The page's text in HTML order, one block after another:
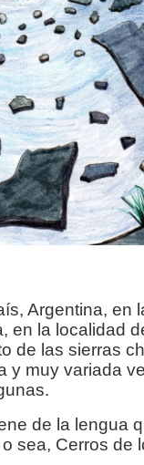
Argentina, en
en la localidad
de las sierras
y muy variada
de la lengua
sea, Cerros de